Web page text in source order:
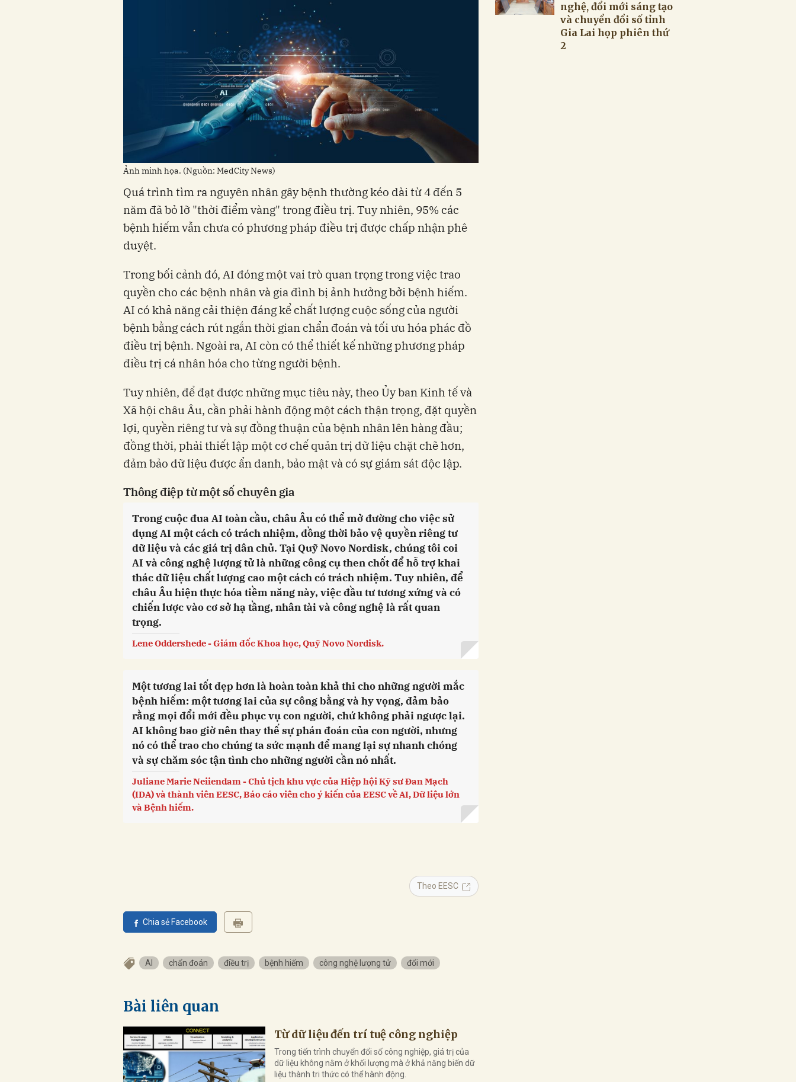
Ảnh minh họa. (Nguồn: MedCity News)
Quá trình tìm ra nguyên nhân gây bệnh thường kéo dài từ 4 đến 5
năm đã bỏ lỡ "thời điểm vàng" trong điều trị. Tuy nhiên, 95% các
bệnh hiếm vẫn chưa có phương pháp điều trị được chấp nhận phê
duyệt.
Trong bối cảnh đó, AI đóng một vai trò quan trọng trong việc trao
quyền cho các bệnh nhân và gia đình bị ảnh hưởng bởi bệnh hiếm.
AI có khả năng cải thiện đáng kể chất lượng cuộc sống của người
bệnh bằng cách rút ngắn thời gian chẩn đoán và tối ưu hóa phác đồ
điều trị bệnh. Ngoài ra, AI còn có thể thiết kế những phương pháp
điều trị cá nhân hóa cho từng người bệnh.
Tuy nhiên, để đạt được những mục tiêu này, theo Ủy ban Kinh tế và
Xã hội châu Âu, cần phải hành động một cách thận trọng, đặt quyền
lợi, quyền riêng tư và sự đồng thuận của bệnh nhân lên hàng đầu;
đồng thời, phải thiết lập một cơ chế quản trị dữ liệu chặt chẽ hơn,
đảm bảo dữ liệu được ẩn danh, bảo mật và có sự giám sát độc lập.
Thông điệp từ một số chuyên gia
Trong cuộc đua AI toàn cầu, châu Âu có thể mở đường cho việc sử
dụng AI một cách có trách nhiệm, đồng thời bảo vệ quyền riêng tư
dữ liệu và các giá trị dân chủ. Tại Quỹ Novo Nordisk, chúng tôi coi
AI và công nghệ lượng tử là những công cụ then chốt để hỗ trợ khai
thác dữ liệu chất lượng cao một cách có trách nhiệm. Tuy nhiên, để
châu Âu hiện thực hóa tiềm năng này, việc đầu tư tương xứng và có
chiến lược vào cơ sở hạ tầng, nhân tài và công nghệ là rất quan
trọng.
Lene Oddershede - Giám đốc Khoa học, Quỹ Novo Nordisk.
Một tương lai tốt đẹp hơn là hoàn toàn khả thi cho những người mắc
bệnh hiếm: một tương lai của sự công bằng và hy vọng, đảm bảo
rằng mọi đổi mới đều phục vụ con người, chứ không phải ngược lại.
AI không bao giờ nên thay thế sự phán đoán của con người, nhưng
nó có thể trao cho chúng ta sức mạnh để mang lại sự nhanh chóng
và sự chăm sóc tận tình cho những người cần nó nhất.
Juliane Marie Neiiendam - Chủ tịch khu vực của Hiệp hội Kỹ sư Đan Mạch
(IDA) và thành viên EESC, Báo cáo viên cho ý kiến của EESC về AI, Dữ liệu lớn
và Bệnh hiếm.
Theo EESC
Chia sẻ Facebook
AI chẩn đoán điều trị bệnh hiếm công nghệ lượng tử đổi mới
Bài liên quan
Từ dữ liệu đến trí tuệ công nghiệp
Trong tiến trình chuyển đổi số công nghiệp, giá trị của
dữ liệu không nằm ở khối lượng mà ở khả năng biến dữ
liệu thành tri thức có thể hành động.
nghệ, đổi mới sáng tạo
và chuyển đổi số tỉnh
Gia Lai họp phiên thứ
2